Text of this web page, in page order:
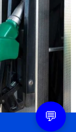
💬